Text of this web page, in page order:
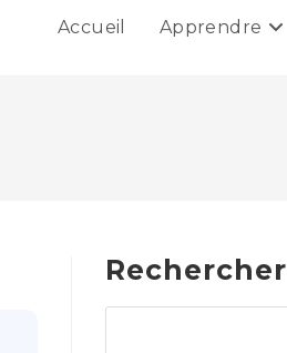
Accueil Apprendre
Rechercher